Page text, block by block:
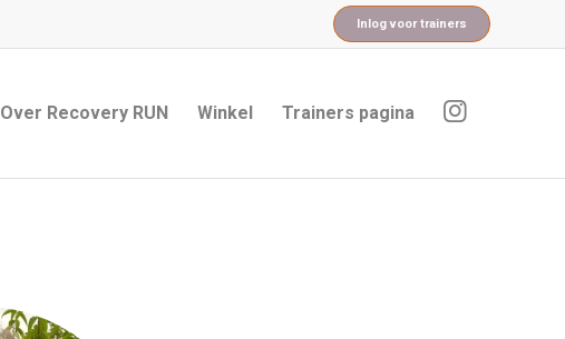
Inlog voor trainers
Over Recovery RUN Winkel Trainers pagina